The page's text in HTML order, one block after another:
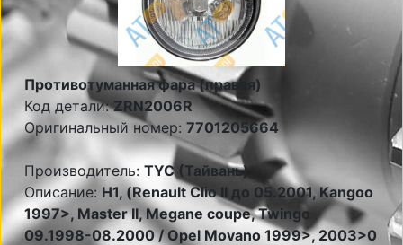
Противотуманная фара (правая)
Код детали:ZRN2006R
Оригинальный номер: 7701205664
Производитель: TYC (Тайвань)
Описание: Н1, (Renault Clio II до 05.2001, Kangoo
1997>, Master II, Megane coupe, Twingo
09.1998-08.2000 / Opel Movano 1999>, 2003>0